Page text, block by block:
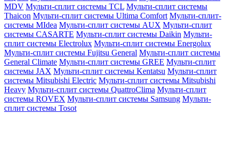
MDV Мульти-сплит системы TCL Мульти-сплит системы
Thaicon Мульти-сплит системы Ultima Comfort Мульти-сплит-
системы MIdea Мульти-сплит системы AUX Мульти-сплит
системы CASARTE Мульти-сплит системы Daikin Мульти-
сплит системы Electrolux Мульти-сплит системы Energolux
Мульти-сплит системы Fujitsu General Мульти-сплит системы
General Climate Мульти-сплит системы GREE Мульти-сплит
системы JAX Мульти-сплит системы Kentatsu Мульти-сплит
системы Mitsubishi Electric Мульти-сплит системы Mitsubishi
Heavy Мульти-сплит системы QuattroClima Мульти-сплит
системы ROVEX Мульти-сплит системы Samsung Мульти-
сплит системы Tosot